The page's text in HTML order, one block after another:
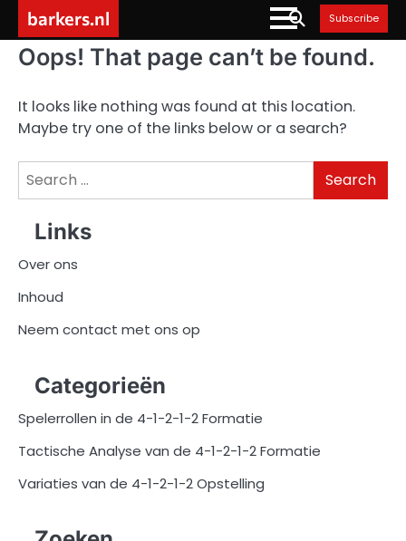
content
barkers.nl Subscribe
Oops! That page can’t be found.
It looks like nothing was found at this location.
Maybe try one of the links below or a search?
Search
Links
Over ons
Inhoud
Neem contact met ons op
Categorieën
Spelerrollen in de 4-1-2-1-2 Formatie
Tactische Analyse van de 4-1-2-1-2 Formatie
Variaties van de 4-1-2-1-2 Opstelling